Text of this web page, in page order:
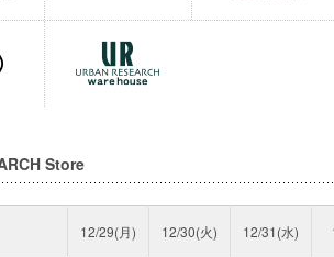
Store
12/29(月) 12/30(火) 12/31(水)